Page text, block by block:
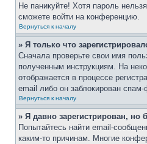
Не паникуйте! Хотя пароль
сможете войти на конференцию.
Вернуться к началу
» Я только что
Сначала проверьте свои имя
полученным инструкциям. На
отображается в процессе
email либо он заблокирован
Вернуться к началу
» Я давно зарегистрирован, но
Попытайтесь найти email-
каким-то причинам. Многие